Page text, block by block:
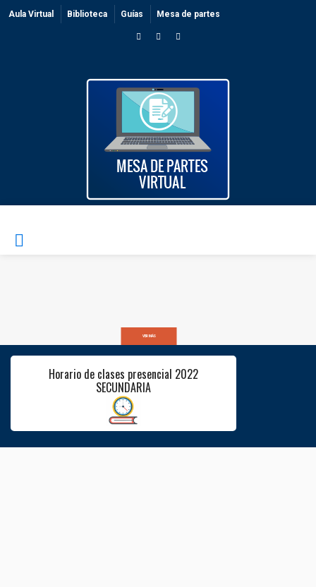
Aula Virtual Biblioteca Guías Mesa de partes
VER MÁS
Horario de clases presencial 2022
SECUNDARIA